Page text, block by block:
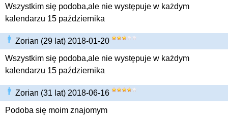
Wszystkim się podoba,ale nie występuje w każdym
kalendarzu 15 października
Zorian (29 lat) 2018-01-20
Wszystkim się podoba,ale nie występuje w każdym
kalendarzu 15 października
Zorian (31 lat) 2018-06-16
Podoba się moim znajomym